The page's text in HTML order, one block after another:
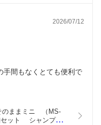
2026/07/12
手間もなくとても便利で
のままミニ　（MS-
ット　 シャンプー